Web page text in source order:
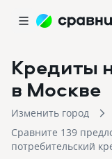
Кредиты
в Москве
Изменить город
Сравните 139
потребительский